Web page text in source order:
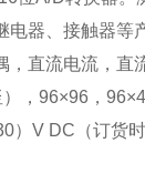
器、接触器等
直流电流，直
，96×96，
）V DC（订货